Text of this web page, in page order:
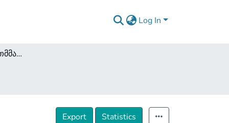
Log In
ადგილობრივი თვითმმართველობის არჩევნების მიზანი და როლი დემოკრატიზაციის პროცესში
Export Statistics